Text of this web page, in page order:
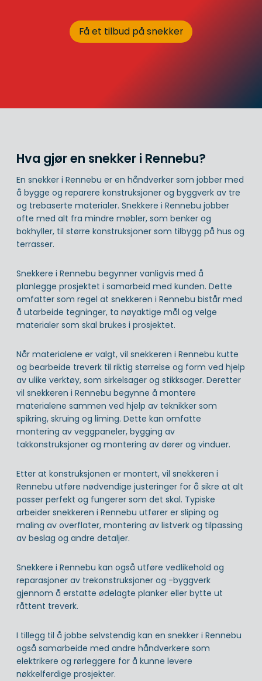
Få et tilbud på snekker
Hva gjør en snekker i Rennebu?
En snekker i Rennebu er en håndverker som jobber med
å bygge og reparere konstruksjoner og byggverk av tre
og trebaserte materialer. Snekkere i Rennebu jobber
ofte med alt fra mindre møbler, som benker og
bokhyller, til større konstruksjoner som tilbygg på hus og
terrasser.
Snekkere i Rennebu begynner vanligvis med å
planlegge prosjektet i samarbeid med kunden. Dette
omfatter som regel at snekkeren i Rennebu bistår med
å utarbeide tegninger, ta nøyaktige mål og velge
materialer som skal brukes i prosjektet.
Når materialene er valgt, vil snekkeren i Rennebu kutte
og bearbeide treverk til riktig størrelse og form ved hjelp
av ulike verktøy, som sirkelsager og stikksager. Deretter
vil snekkeren i Rennebu begynne å montere
materialene sammen ved hjelp av teknikker som
spikring, skruing og liming. Dette kan omfatte
montering av veggpaneler, bygging av
takkonstruksjoner og montering av dører og vinduer.
Etter at konstruksjonen er montert, vil snekkeren i
Rennebu utføre nødvendige justeringer for å sikre at alt
passer perfekt og fungerer som det skal. Typiske
arbeider snekkeren i Rennebu utfører er sliping og
maling av overflater, montering av listverk og tilpassing
av beslag og andre detaljer.
Snekkere i Rennebu kan også utføre vedlikehold og
reparasjoner av trekonstruksjoner og -byggverk
gjennom å erstatte ødelagte planker eller bytte ut
råttent treverk.
I tillegg til å jobbe selvstendig kan en snekker i Rennebu
også samarbeide med andre håndverkere som
elektrikere og rørleggere for å kunne levere
nøkkelferdige prosjekter.